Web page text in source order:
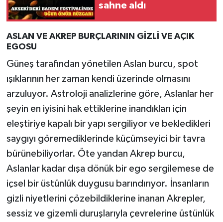
sahne aldı
ASLAN VE AKREP BURÇLARININ GİZLİ VE AÇIK
EGOSU
Güneş tarafından yönetilen Aslan burcu, spot
ışıklarının her zaman kendi üzerinde olmasını
arzuluyor. Astroloji analizlerine göre, Aslanlar her
şeyin en iyisini hak ettiklerine inandıkları için
eleştiriye kapalı bir yapı sergiliyor ve bekledikleri
saygıyı göremediklerinde küçümseyici bir tavra
bürünebiliyorlar. Öte yandan Akrep burcu,
Aslanlar kadar dışa dönük bir ego sergilemese de
içsel bir üstünlük duygusu barındırıyor. İnsanların
gizli niyetlerini çözebildiklerine inanan Akrepler,
sessiz ve gizemli duruşlarıyla çevrelerine üstünlük